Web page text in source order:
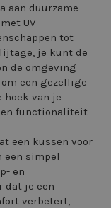
aan duurzame
UV-
tot
je kunt de
de omgeving
een gezellige
hoek van je
functionaliteit
een kussen voor
een simpel
en
dat je een
verbetert,